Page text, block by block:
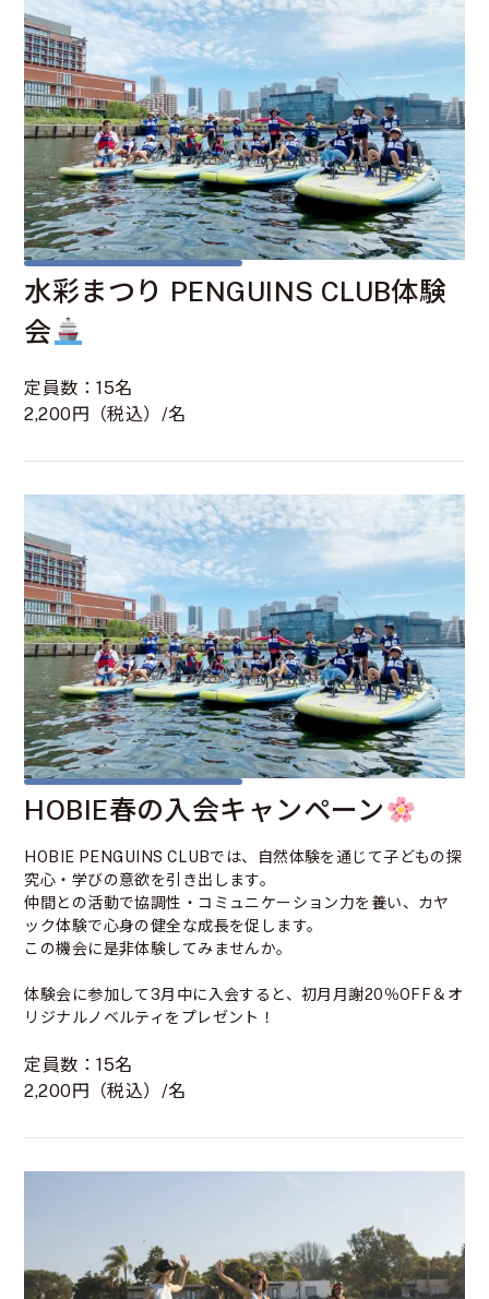
水彩まつり PENGUINS CLUB体験
会
定員数：15名
2,200円（税込）/名
HOBIE春の入会キャンペーン
HOBIE PENGUINS CLUBでは、自然体験を通じて子どもの探
究心・学びの意欲を引き出します。
仲間との活動で協調性・コミュニケーション力を養い、カヤ
ック体験で心身の健全な成長を促します。
この機会に是非体験してみませんか。
体験会に参加して3月中に入会すると、初月月謝20％OFF＆オ
リジナルノベルティをプレゼント！
定員数：15名
2,200円（税込）/名